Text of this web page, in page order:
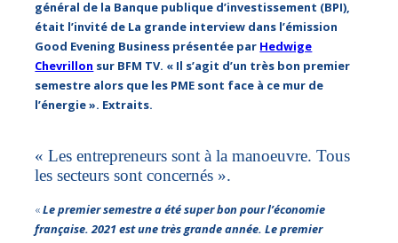
général de la Banque publique d’investissement (BPI),
était l’invité de La grande interview dans l’émission
Good Evening Business présentée par Hedwige
Chevrillon sur BFM TV. « Il s’agit d’un très bon premier
semestre alors que les PME sont face à ce mur de
l’énergie ». Extraits.
« Les entrepreneurs sont à la manoeuvre. Tous
les secteurs sont concernés ».
«Le premier semestre a été super bon pour l’économie
française. 2021 est une très grande année. Le premier